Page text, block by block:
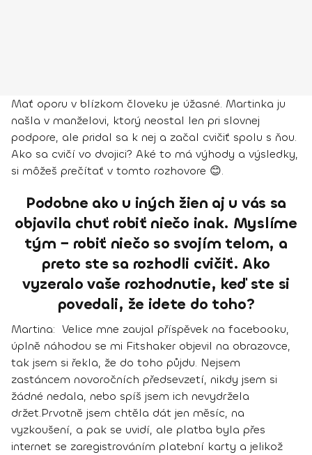
Mať oporu v blízkom človeku je úžasné. Martinka ju
našla v manželovi, ktorý neostal len pri slovnej
podpore, ale pridal sa k nej a začal cvičiť spolu s ňou.
Ako sa cvičí vo dvojici? Aké to má výhody a výsledky,
si môžeš prečítať v tomto rozhovore 😊.
Podobne ako u iných žien aj u vás sa
objavila chuť robiť niečo inak. Myslíme
tým − robiť niečo so svojím telom, a
preto ste sa rozhodli cvičiť. Ako
vyzeralo vaše rozhodnutie, keď ste si
povedali, že idete do toho?
Martina: Velice mne zaujal příspěvek na facebooku,
úplně náhodou se mi Fitshaker objevil na obrazovce,
tak jsem si řekla, že do toho půjdu. Nejsem
zastáncem novoročních předsevzetí, nikdy jsem si
žádné nedala, nebo spíš jsem ich nevydržela
držet.Prvotně jsem chtěla dát jen měsíc, na
vyzkoušení, a pak se uvidí, ale platba byla přes
internet se zaregistrováním platební karty a jelikož